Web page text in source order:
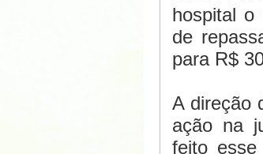
hospital o
de
para R$
A direção
ação na
feito